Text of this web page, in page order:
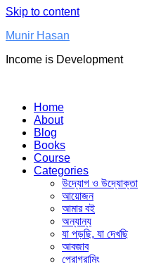
Skip to content
Munir Hasan
Income is Development
Home
About
Blog
Books
Course
Categories
উদ্যোগ ও উদ্যোক্তা
আয়োজন
আমার বই
অন্যান্য
যা পড়ছি, যা দেখছি
আবজাব
প্রোগ্রামিং